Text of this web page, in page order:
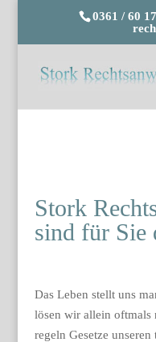
0361 / 60
Stork
sind für Sie
Das Leben stellt uns
lösen wir allein oftmals
regeln Gesetze